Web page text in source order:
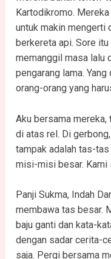
Kartodikromo.
untuk makin mengerti
berkereta api. Sore
memanggil masa lalu
pengarang lama.
orang-orang yang
Aku bersama
di atas rel. Di
tampak adalah tas-
misi-misi besar. Kami
Panji Sukma, Indah
membawa tas besar.
baju ganti dan kata-
dengan sadar cerita-
saja. Pergi bersama